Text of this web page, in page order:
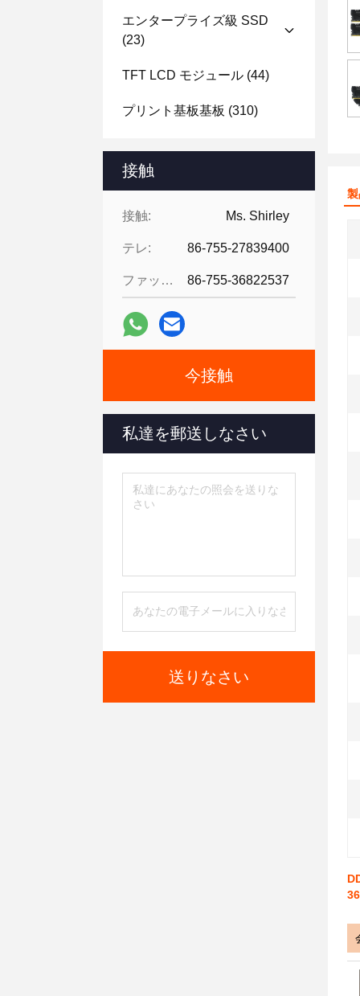
エンタープライズ級 SSD
(23)
TFT LCD モジュール (44)
プリント基板基板 (310)
接触
接触: Ms. Shirley
テレ: 86-755-27839400
ファックス: 86-755-36822537
今接触
私達を郵送しなさい
送りなさい